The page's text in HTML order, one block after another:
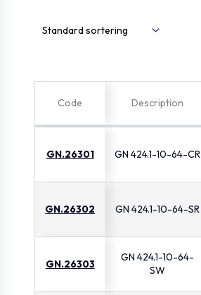
Code Description
GN.26301 GN 424.1-10-64-CR
GN.26302 GN 424.1-10-64-SR
GN.26303
GN 424.1-10-64-
SW